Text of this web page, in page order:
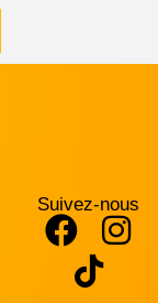
Suivez-nous